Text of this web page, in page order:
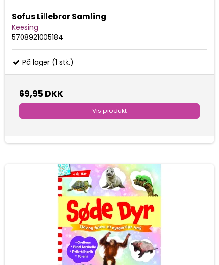
Sofus Lillebror Samling
Keesing
5708921005184
På lager (1 stk.)
69,95 DKK
Vis produkt